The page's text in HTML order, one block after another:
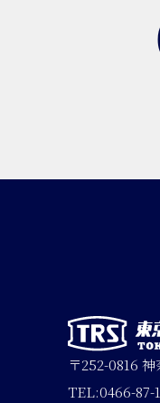
〒252-0816
TEL:0466-87-